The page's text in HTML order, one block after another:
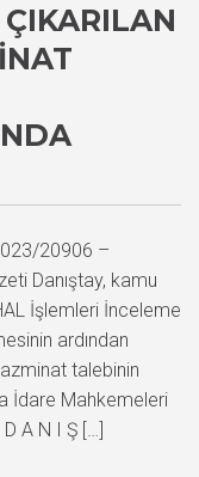
20906 –
Danıştay, kamu
İşlemleri İnceleme
ardından
talebinin
İdare Mahkemeleri
A N I Ş […]